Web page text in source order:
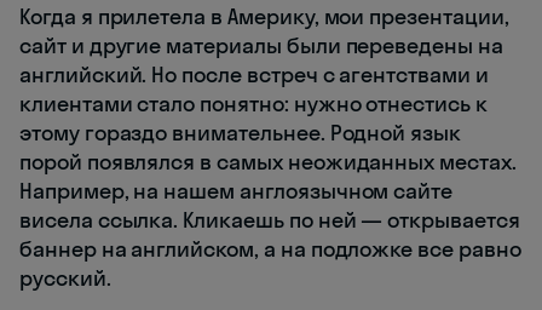
Когда я прилетела в Америку, мои презентации,
сайт и другие материалы были переведены на
английский. Но после встреч с агентствами и
клиентами стало понятно: нужно отнестись к
этому гораздо внимательнее. Родной язык
порой появлялся в самых неожиданных местах.
Например, на нашем англоязычном сайте
висела ссылка. Кликаешь по ней — открывается
баннер на английском, а на подложке все равно
русский.